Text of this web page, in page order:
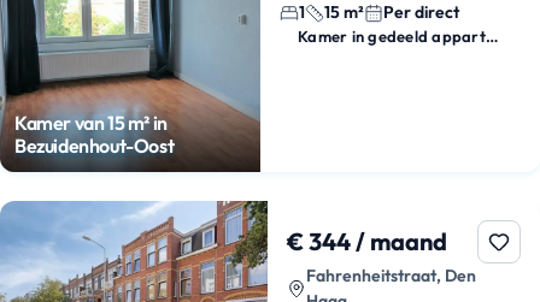
Kamer van 15 m² in
Bezuidenhout-Oost
1
15 m² Per direct
Kamer in gedeeld appartement
€ 344 / maand
Fahrenheitstraat, Den